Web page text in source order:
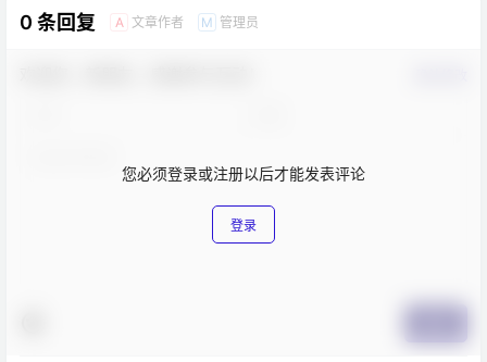
0 条回复 A 文章作者 M 管理员
您必须登录或注册以后才能发表评论
登录